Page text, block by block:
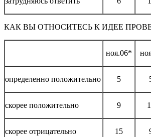
КАК ВЫ ОТНОСИТЕСЬ К ИДЕЕ
ноя.06*
определенно положительно 5
скорее положительно 9
скорее отрицательно 15